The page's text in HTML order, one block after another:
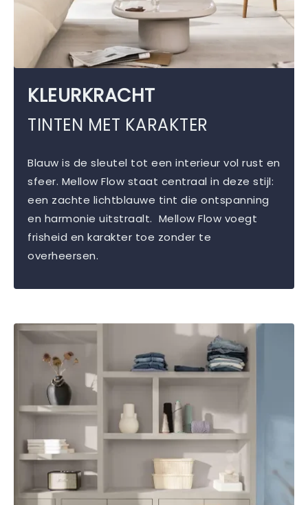
KLEURKRACHT
TINTEN MET KARAKTER
Blauw is de sleutel tot een interieur vol rust en
sfeer. Mellow Flow staat centraal in deze stijl:
een zachte lichtblauwe tint die ontspanning
en harmonie uitstraalt. Mellow Flow voegt
frisheid en karakter toe zonder te
overheersen.